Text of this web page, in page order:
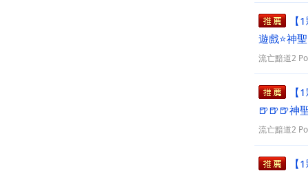
遊戲⭐神
放心！
流亡黯道2
🍺🍺🍺神
流亡黯道2